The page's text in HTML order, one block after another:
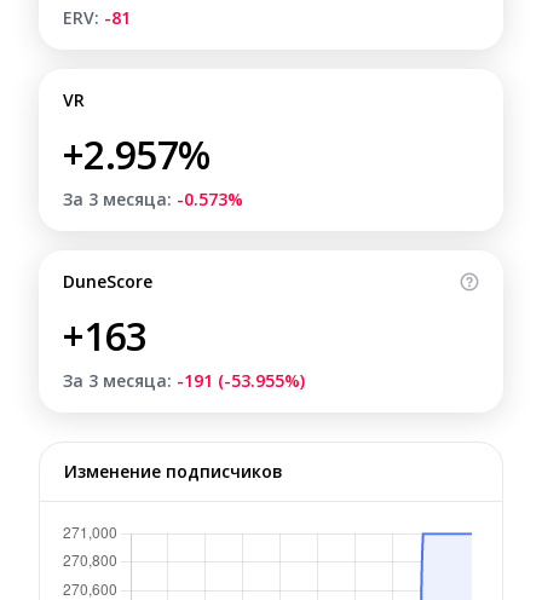
ERV: -81
VR
+2.957%
За 3 месяца: -0.573%
DuneScore
+163
За 3 месяца: -191 (-53.955%)
Изменение подписчиков